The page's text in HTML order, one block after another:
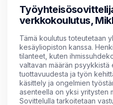
verkkokoulutus,
Tämä koulutus toteutetaan
kesäyliopiston kanssa.
tilanteet, kuten
valtavan määrän
tuottavuudesta ja työn
käsittely ja ongelmien
asenteella on yksi yritysten
Sovittelulla tarkoitetaan